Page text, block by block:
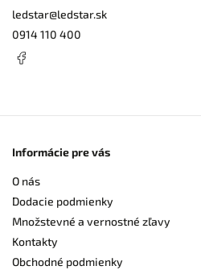
ledstar@ledstar.sk
0914 110 400
Informácie pre vás
O nás
Dodacie podmienky
Množstevné a vernostné zľavy
Kontakty
Obchodné podmienky